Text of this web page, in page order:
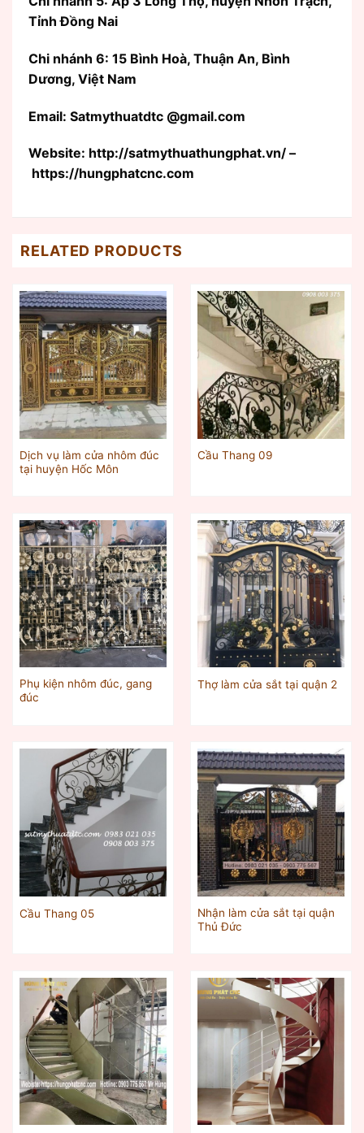
Tỉnh Đồng Nai
Chi nhánh 6: 15 Bình Hoà, Thuận An, Bình
Dương, Việt Nam
Email: Satmythuatdtc @gmail.com
Website: http://satmythuathungphat.vn/ –
https://hungphatcnc.com
RELATED PRODUCTS
Dịch vụ làm cửa nhôm đúc
tại huyện Hốc Môn
Cầu Thang 09
Phụ kiện nhôm đúc, gang
đúc
Thợ làm cửa sắt tại quận 2
Cầu Thang 05
Nhận làm cửa sắt tại quận
Thủ Đức